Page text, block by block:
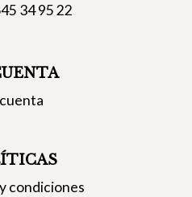
34 95 22
condiciones